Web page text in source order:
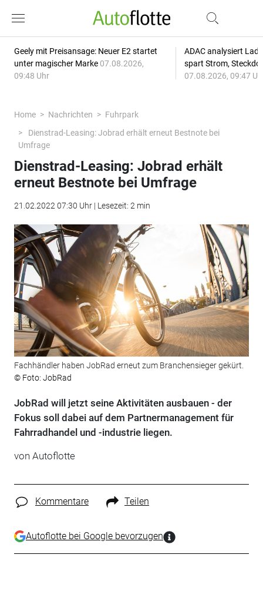
Geely mit Preisansage: Neuer E2 startet
unter magischer Marke 07.08.2026,
09:48 Uhr
ADAC analysiert
spart Strom,
07.08.2026, 09:47
Home Nachrichten
Fuhrpark
Dienstrad-Leasing: Jobrad erhält erneut Bestnote bei
Umfrage
Dienstrad-Leasing: Jobrad erhält
erneut Bestnote bei Umfrage
21.02.2022 07:30 Uhr | Lesezeit: 2 min
Fachhändler haben JobRad erneut zum Branchensieger gekürt.
© Foto: JobRad
JobRad will jetzt seine Aktivitäten ausbauen - der
Fokus soll dabei auf dem Partnermanagement für
Fahrradhandel und -industrie liegen.
von Autoflotte
Kommentare Teilen
Autoflotte bei Google bevorzugen